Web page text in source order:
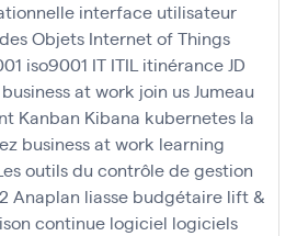
interface utilisateur
Objets Internet of Things
iso9001 IT ITIL itinérance JD
at work join us Jumeau
Kanban Kibana kubernetes la
business at work learning
outils du contrôle de gestion
Anaplan liasse budgétaire lift &
continue logiciel logiciels